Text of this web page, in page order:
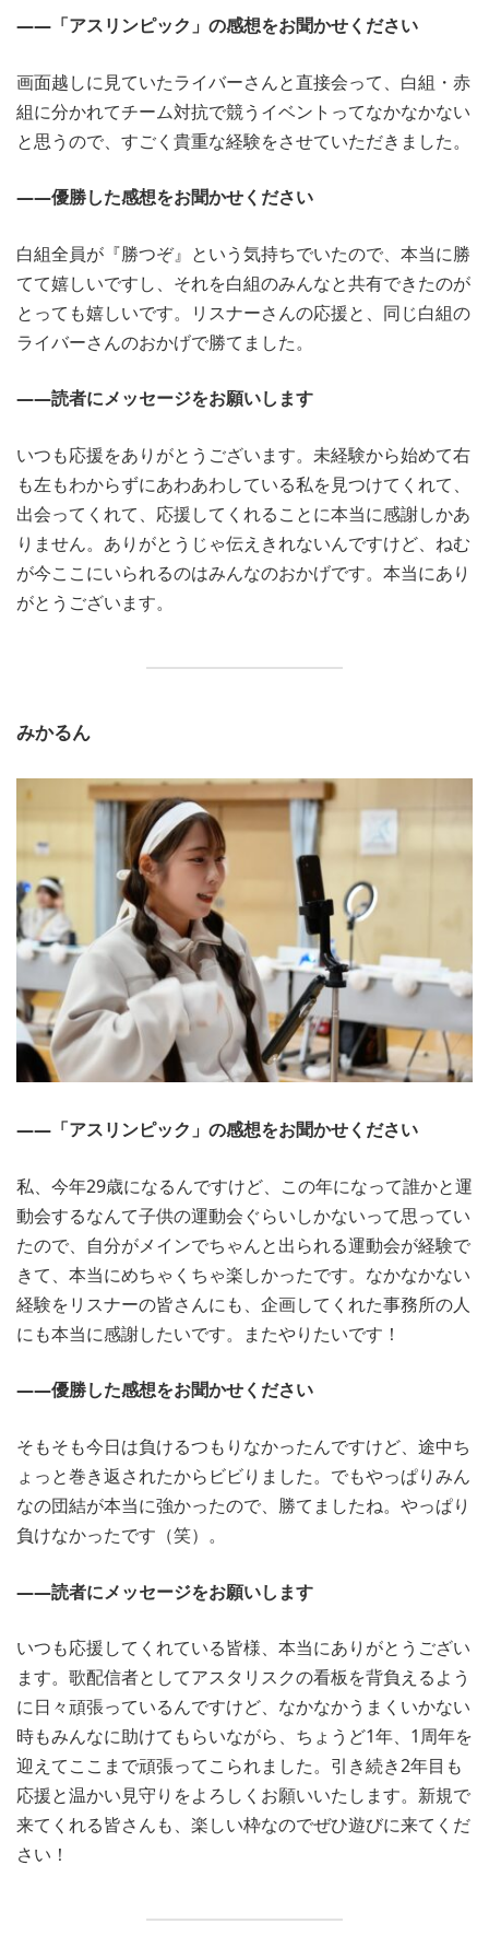
――「アスリンピック」の感想をお聞かせください
画面越しに見ていたライバーさんと直接会って、白組・赤
組に分かれてチーム対抗で競うイベントってなかなかない
と思うので、すごく貴重な経験をさせていただきました。
――優勝した感想をお聞かせください
白組全員が『勝つぞ』という気持ちでいたので、本当に勝
てて嬉しいですし、それを白組のみんなと共有できたのが
とっても嬉しいです。リスナーさんの応援と、同じ白組の
ライバーさんのおかげで勝てました。
――読者にメッセージをお願いします
いつも応援をありがとうございます。未経験から始めて右
も左もわからずにあわあわしている私を見つけてくれて、
出会ってくれて、応援してくれることに本当に感謝しかあ
りません。ありがとうじゃ伝えきれないんですけど、ねむ
が今ここにいられるのはみんなのおかげです。本当にあり
がとうございます。
みかるん
――「アスリンピック」の感想をお聞かせください
私、今年29歳になるんですけど、この年になって誰かと運
動会するなんて子供の運動会ぐらいしかないって思ってい
たので、自分がメインでちゃんと出られる運動会が経験で
きて、本当にめちゃくちゃ楽しかったです。なかなかない
経験をリスナーの皆さんにも、企画してくれた事務所の人
にも本当に感謝したいです。またやりたいです！
――優勝した感想をお聞かせください
そもそも今日は負けるつもりなかったんですけど、途中ち
ょっと巻き返されたからビビりました。でもやっぱりみん
なの団結が本当に強かったので、勝てましたね。やっぱり
負けなかったです（笑）。
――読者にメッセージをお願いします
いつも応援してくれている皆様、本当にありがとうござい
ます。歌配信者としてアスタリスクの看板を背負えるよう
に日々頑張っているんですけど、なかなかうまくいかない
時もみんなに助けてもらいながら、ちょうど1年、1周年を
迎えてここまで頑張ってこられました。引き続き2年目も
応援と温かい見守りをよろしくお願いいたします。新規で
来てくれる皆さんも、楽しい枠なのでぜひ遊びに来てくだ
さい！